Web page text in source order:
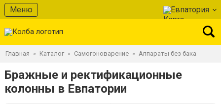
Меню Евпатория
Главная » Каталог » Самогоноварение » Аппараты без бака
Бражные и ректификационные
колонны в Евпатории